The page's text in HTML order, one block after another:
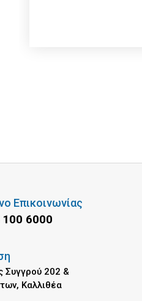
Επικοινωνίας
6000
202 &
Καλλιθέα